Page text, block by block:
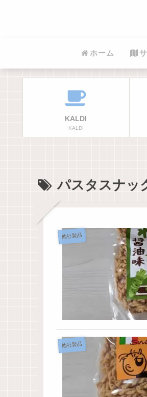
ホーム
KALDI
KALDI
パスタスナッ
他社製品
他社製品